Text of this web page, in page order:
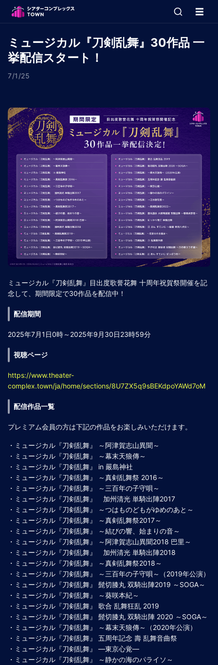
ミュージカル『刀剣乱舞』30作品 一
挙配信スタート！
7/1/25
ミュージカル『刀剣乱舞』目出度歌誉花舞 十周年祝賀祭開催を記
念して、期間限定で30作品を配信中！
配信期間
2025年7月1日0時～2025年9月30日23時59分
視聴ページ
https://www.theater-
complex.town/ja/home/sections/8U7ZX5q9sBEKdpoYAWd7oM
配信作品一覧
プレミアム会員の方は下記の作品をお楽しみいただけます。
・ミュージカル『刀剣乱舞』 ～阿津賀志山異聞～
・ミュージカル『刀剣乱舞』 ～幕末天狼傳～
・ミュージカル『刀剣乱舞』 in 嚴島神社
・ミュージカル『刀剣乱舞』 ～真剣乱舞祭 2016～
・ミュージカル『刀剣乱舞』 ～三百年の子守唄～
・ミュージカル『刀剣乱舞』 加州清光 単騎出陣2017
・ミュージカル『刀剣乱舞』 ～つはものどもがゆめのあと～
・ミュージカル『刀剣乱舞』 ～真剣乱舞祭2017～
・ミュージカル『刀剣乱舞』 ～結びの響、始まりの音～
・ミュージカル『刀剣乱舞』 ～阿津賀志山異聞2018 巴里～
・ミュージカル『刀剣乱舞』 加州清光 単騎出陣2018
・ミュージカル『刀剣乱舞』 ～真剣乱舞祭2018～
・ミュージカル『刀剣乱舞』 ～三百年の子守唄～（2019年公演）
・ミュージカル『刀剣乱舞』 髭切膝丸 双騎出陣2019 ～SOGA～
・ミュージカル『刀剣乱舞』 ～葵咲本紀～
・ミュージカル『刀剣乱舞』 歌合 乱舞狂乱 2019
・ミュージカル『刀剣乱舞』 髭切膝丸 双騎出陣 2020 ～SOGA～
・ミュージカル『刀剣乱舞』 ～幕末天狼傳～（2020年公演）
・ミュージカル『刀剣乱舞』 五周年記念 壽 乱舞音曲祭
・ミュージカル『刀剣乱舞』 ―東京心覚―
・ミュージカル『刀剣乱舞』 ～静かの海のパライソ～